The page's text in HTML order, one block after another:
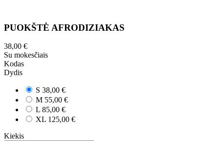
PUOKŠTĖ AFRODIZIAKAS
38,00 €
Su mokesčiais
Kodas
Dydis
S 38,00 €
M 55,00 €
L 85,00 €
XL 125,00 €
Kiekis